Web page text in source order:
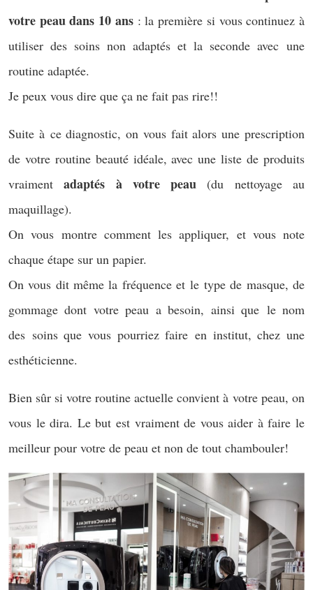
votre peau dans 10 ans: la première si vous continuez à
utiliser des soins non adaptés et la seconde avec une
routine adaptée.
Je peux vous dire que ça ne fait pas rire!!
Suite à ce diagnostic, on vous fait alors une prescription
de votre routine beauté idéale, avec une liste de produits
vraimentadaptés à votre peau (du nettoyage au
maquillage).
On vous montre comment les appliquer, et vous note
chaque étape sur un papier.
On vous dit même la fréquence et le type de masque, de
gommage dont votre peau a besoin, ainsi que le nom
des soins que vous pourriez faire en institut, chez une
esthéticienne.
Bien sûr si votre routine actuelle convient à votre peau, on
vous le dira. Le but est vraiment de vous aider à faire le
meilleur pour votre de peau et non de tout chambouler!